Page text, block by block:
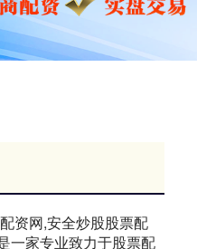
资网,安全炒股股票配
一家专业致力于股票配